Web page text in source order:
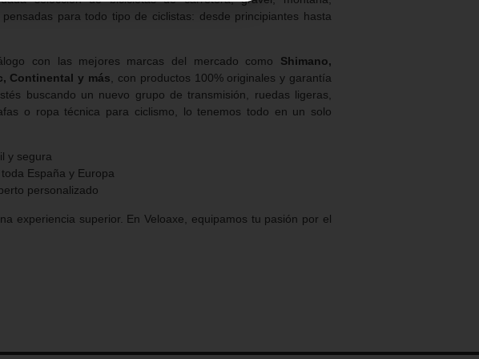
para todo tipo de ciclistas: desde principiantes hasta
con las mejores marcas del mercado como Shimano,
Continental y más , con productos 100% originales y garantía
buscando un nuevo grupo de transmisión, ruedas ligeras,
o ropa técnica para ciclismo, lo tenemos todo en un solo
y segura
España y Europa
personalizado
experiencia superior. En Veloaxe, equipamos tu pasión por el